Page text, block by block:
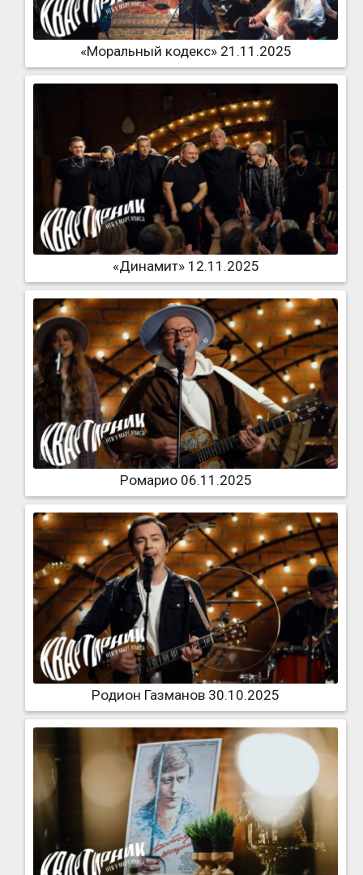
«Моральный кодекс» 21.11.2025
«Динамит» 12.11.2025
Ромарио 06.11.2025
Родион Газманов 30.10.2025